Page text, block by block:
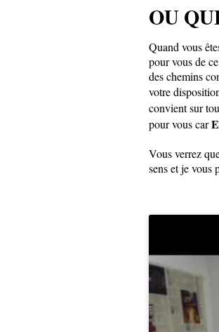
OU
Quand vous
pour vous de
des chemins
votre
convient sur
pour vous car
Vous verrez
sens et je vous